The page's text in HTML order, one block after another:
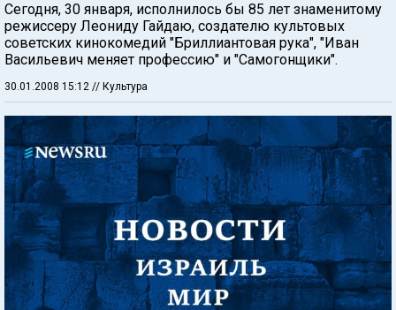
Сегодня, 30 января, исполнилось бы 85 лет знаменитому
режиссеру Леониду Гайдаю, создателю культовых
советских кинокомедий "Бриллиантовая рука", "Иван
Васильевич меняет профессию" и "Самогонщики".
30.01.2008 15:12 // Культура